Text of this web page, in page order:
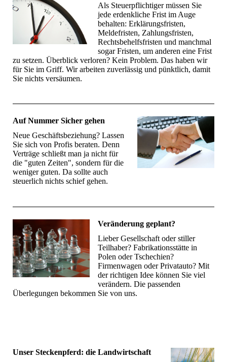
Als Steuerpflichtiger müssen Sie
jede erdenkliche Frist im Auge
behalten: Erklärungsfristen,
Meldefristen, Zahlungsfristen,
Rechtsbehelfsfristen und manchmal
sogar Fristen, um anderen eine Frist
zu setzen. Überblick verloren? Kein Problem. Das haben wir
für Sie im Griff. Wir arbeiten zuverlässig und pünktlich, damit
Sie nichts versäumen.
Auf Nummer Sicher gehen
Neue Geschäftsbeziehung? Lassen
Sie sich von Profis beraten. Denn
Verträge schließt man ja nicht für
die "guten Zeiten", sondern für die
weniger guten. Da sollte auch
steuerlich nichts schief gehen.
Veränderung geplant?
Lieber Gesellschaft oder stiller
Teilhaber? Fabrikationsstätte in
Polen oder Tschechien?
Firmenwagen oder Privatauto? Mit
der richtigen Idee können Sie viel
verändern. Die passenden
Überlegungen bekommen Sie von uns.
Unser Steckenpferd: die Landwirtschaft